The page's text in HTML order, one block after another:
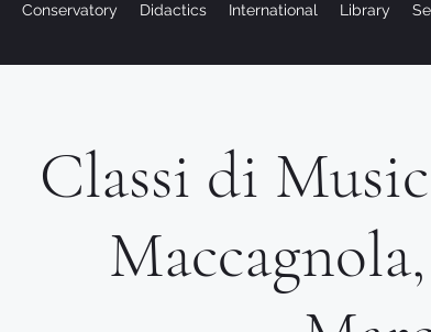
Conservatory Didactics International Library
Classi di